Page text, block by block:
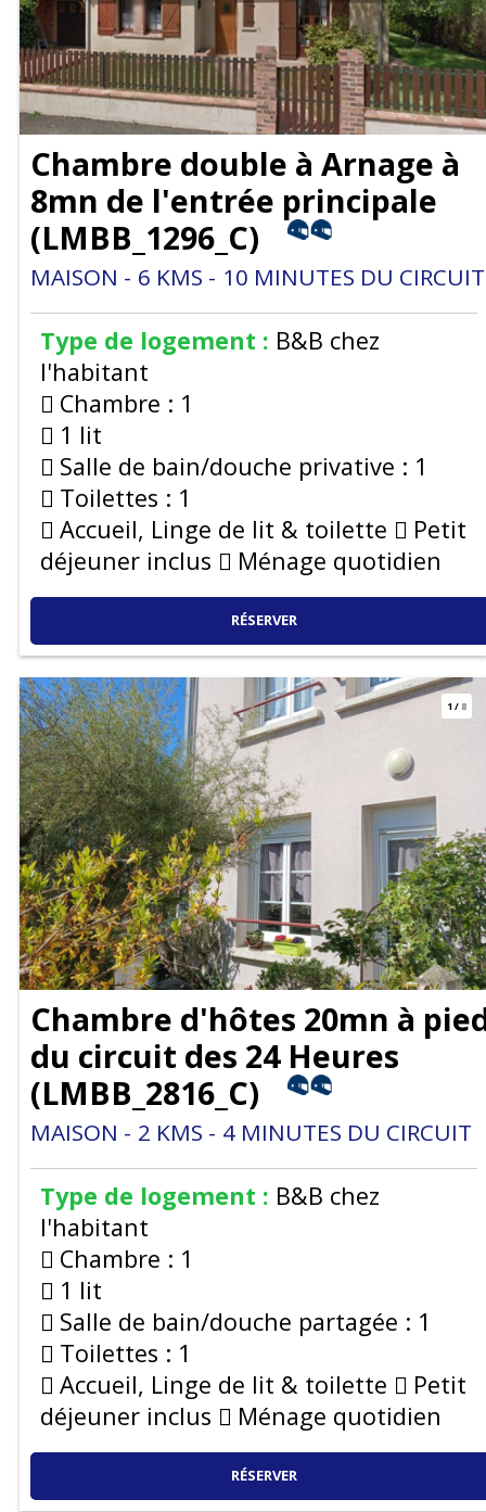
Chambre double à Arnage à
8mn de l'entrée principale
(LMBB_1296_C)
MAISON 6 KMS 10 MINUTES DU CIRCUIT
Type de logement : B&B chez
l'habitant
Chambre : 1
1 lit
Salle de bain/douche privative : 1
Toilettes : 1
Accueil, Linge de lit & toilette
Petit
déjeuner inclus
Ménage quotidien
RÉSERVER
1/8
Chambre d'hôtes 20mn à
du circuit des 24 Heures
(LMBB_2816_C)
MAISON 2 KMS 4 MINUTES DU CIRCUIT
Type de logement : B&B chez
l'habitant
Chambre : 1
1 lit
Salle de bain/douche partagée : 1
Toilettes : 1
Accueil, Linge de lit & toilette
Petit
déjeuner inclus
Ménage quotidien
RÉSERVER